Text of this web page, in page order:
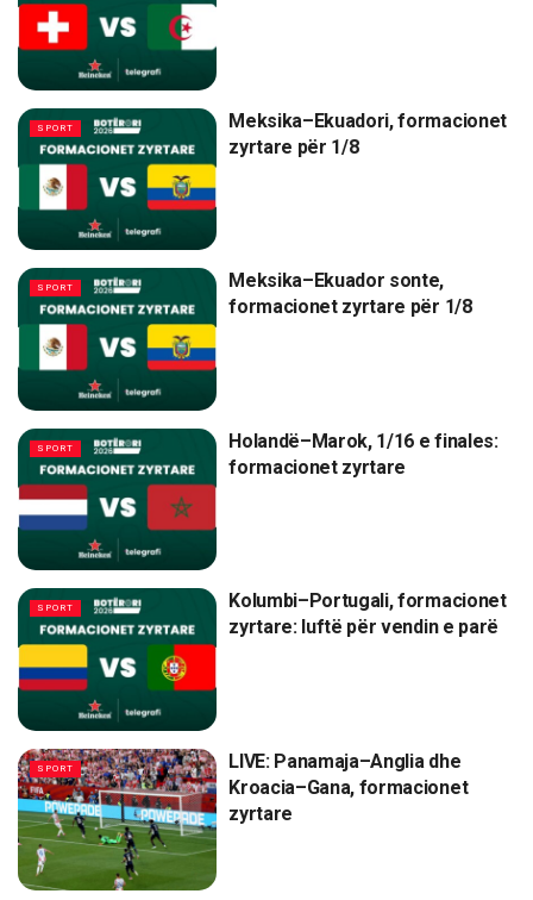
SPORT
Meksika–Ekuadori, formacionet
zyrtare për 1/8
SPORT
Meksika–Ekuador sonte,
formacionet zyrtare për 1/8
SPORT
Holandë–Marok, 1/16 e finales:
formacionet zyrtare
SPORT
Kolumbi–Portugali, formacionet
zyrtare: luftë për vendin e parë
SPORT
LIVE: Panamaja–Anglia dhe
Kroacia–Gana, formacionet
zyrtare